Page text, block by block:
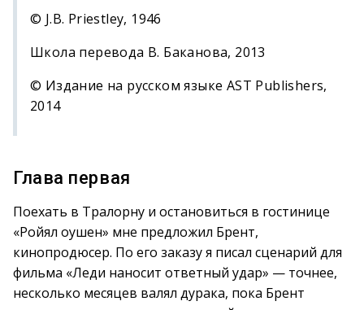
© J.B. Priestley, 1946
Школа перевода В. Баканова, 2013
© Издание на русском языке AST Publishers,
2014
Глава первая
Поехать в Тралорну и остановиться в гостинице
«Ройял оушен» мне предложил Брент,
кинопродюсер. По его заказу я писал сценарий для
фильма «Леди наносит ответный удар» — точнее,
несколько месяцев валял дурака, пока Брент